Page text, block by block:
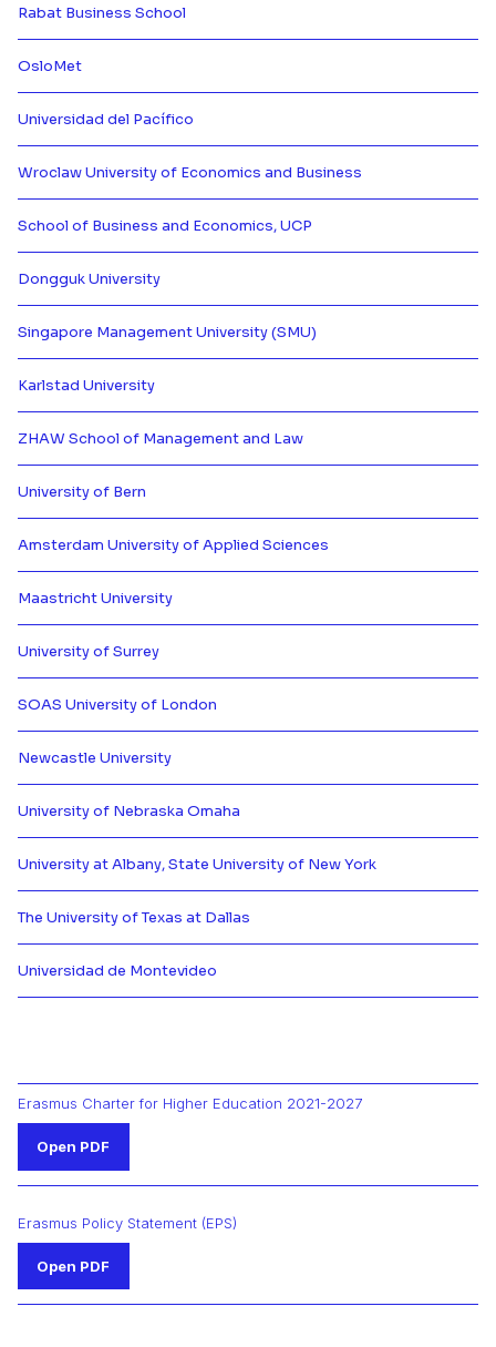
Rabat Business School
OsloMet
Universidad del Pacífico
Wroclaw University of Economics and Business
Más información de {[{
School of Business and Economics, UCP
Más información de {[{
Dongguk University
Singapore Management University (SMU)
Más información de {[{
Karlstad University
ZHAW School of Management and Law
Más información de {[{
University of Bern
Amsterdam University of Applied Sciences
Más información de {[{
Maastricht University
University of Surrey
SOAS University of London
Newcastle University
University of Nebraska Omaha
University at Albany, State University of New York
Más información de {[{
The University of Texas at Dallas
Más información de {[{
Universidad de Montevideo
Erasmus Charter for Higher Education 2021-2027
Open PDF
Erasmus Policy Statement (EPS)
Open PDF